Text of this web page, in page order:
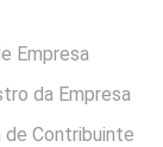
Empresa
da Empresa
Contribuinte